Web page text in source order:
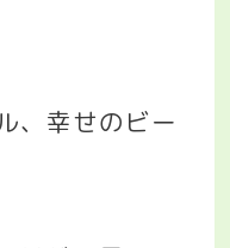
、幸せのビー